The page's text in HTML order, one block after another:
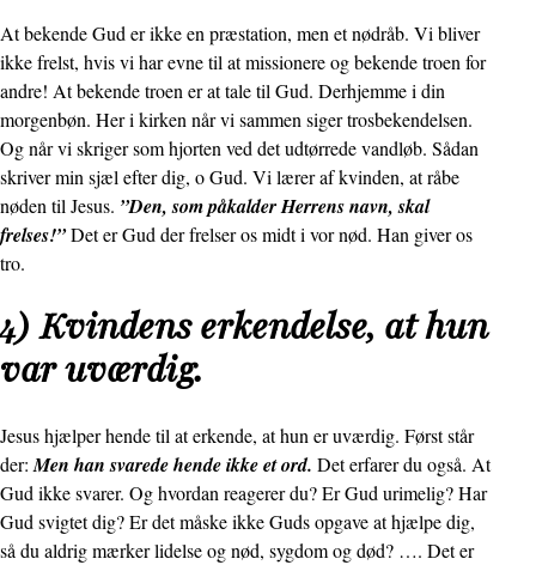
At bekende Gud er ikke en præstation, men et nødråb. Vi bliver
ikke frelst, hvis vi har evne til at missionere og bekende troen for
andre! At bekende troen er at tale til Gud. Derhjemme i din
morgenbøn. Her i kirken når vi sammen siger trosbekendelsen.
Og når vi skriger som hjorten ved det udtørrede vandløb. Sådan
skriver min sjæl efter dig, o Gud. Vi lærer af kvinden, at råbe
nøden til Jesus. ”Den, som påkalder Herrens navn, skal
frelses!”Det er Gud der frelser os midt i vor nød. Han giver os
tro.
4) Kvindens erkendelse, at hun
var uværdig.
Jesus hjælper hende til at erkende, at hun er uværdig. Først står
der: Men han svarede hende ikke et ord. Det erfarer du også. At
Gud ikke svarer. Og hvordan reagerer du? Er Gud urimelig? Har
Gud svigtet dig? Er det måske ikke Guds opgave at hjælpe dig,
så du aldrig mærker lidelse og nød, sygdom og død? …. Det er